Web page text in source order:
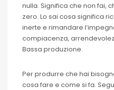
nulla. Significa che non fai,
zero. Lo sai cosa significa
inerte e rimandare
compiacenza,
Bassa produzione.
Per produrre che hai
cosa fare e come si fa.